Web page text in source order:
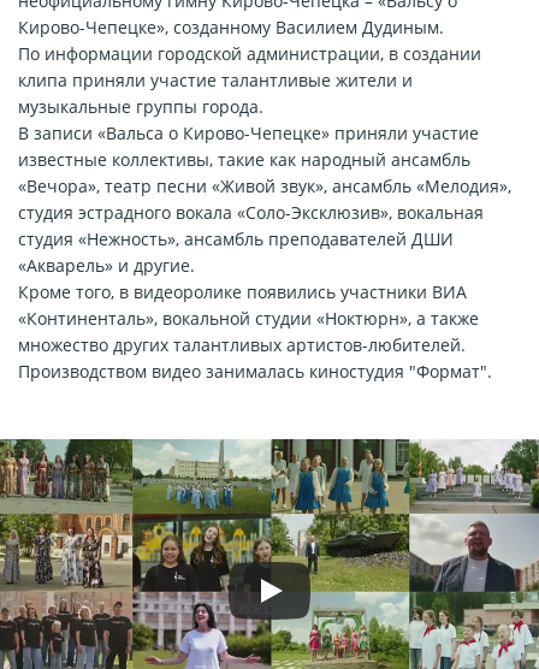
Кирово-Чепецке», созданному Василием Дудиным.
По информации городской администрации, в создании
клипа приняли участие талантливые жители и
музыкальные группы города.
В записи «Вальса о Кирово-Чепецке» приняли участие
известные коллективы, такие как народный ансамбль
«Вечора», театр песни «Живой звук», ансамбль «Мелодия»,
студия эстрадного вокала «Соло-Эксклюзив», вокальная
студия «Нежность», ансамбль преподавателей ДШИ
«Акварель» и другие.
Кроме того, в видеоролике появились участники ВИА
«Континенталь», вокальной студии «Ноктюрн», а также
множество других талантливых артистов-любителей.
Производством видео занималась киностудия "Формат".